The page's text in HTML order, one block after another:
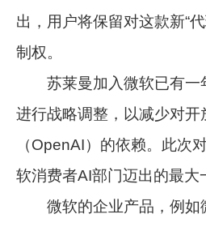
出，用户将保留对这款新“
制权。
苏莱曼加入微软已有一
进行战略调整，以减少对
（OpenAI）的依赖。此次
软消费者AI部门迈出的最大
微软的企业产品，例如